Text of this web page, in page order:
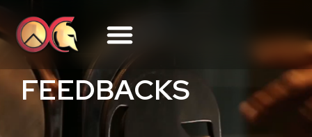
FEEDBACKS